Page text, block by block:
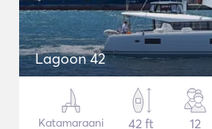
Lagoon 42
Katamaraani
42 ft
12